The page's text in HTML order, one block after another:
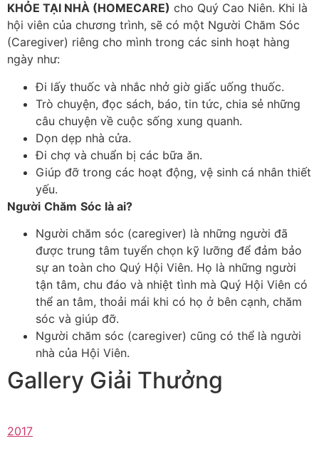
KHỎE TẠI NHÀ (HOMECARE) cho Quý Cao Niên. Khi là
hội viên của chương trình, sẽ có một Người Chăm Sóc
(Caregiver) riêng cho mình trong các sinh hoạt hàng
ngày như:
Đi lấy thuốc và nhắc nhở giờ giấc uống thuốc.
Trò chuyện, đọc sách, báo, tin tức, chia sẻ những
câu chuyện về cuộc sống xung quanh.
Dọn dẹp nhà cửa.
Đi chợ và chuẩn bị các bữa ăn.
Giúp đỡ trong các hoạt động, vệ sinh cá nhân thiết
yếu.
Người Chăm Sóc là ai?
Người chăm sóc (caregiver) là những người đã
được trung tâm tuyển chọn kỹ lưỡng để đảm bảo
sự an toàn cho Quý Hội Viên. Họ là những người
tận tâm, chu đáo và nhiệt tình mà Quý Hội Viên có
thể an tâm, thoải mái khi có họ ở bên cạnh, chăm
sóc và giúp đỡ.
Người chăm sóc (caregiver) cũng có thể là người
nhà của Hội Viên.
Gallery Giải Thưởng
2017